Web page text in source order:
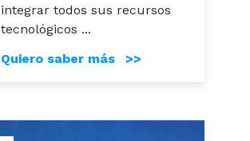
integrar todos sus recursos
tecnológicos ...
Quiero saber más >>